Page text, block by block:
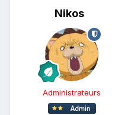
Nikos
Administrateurs